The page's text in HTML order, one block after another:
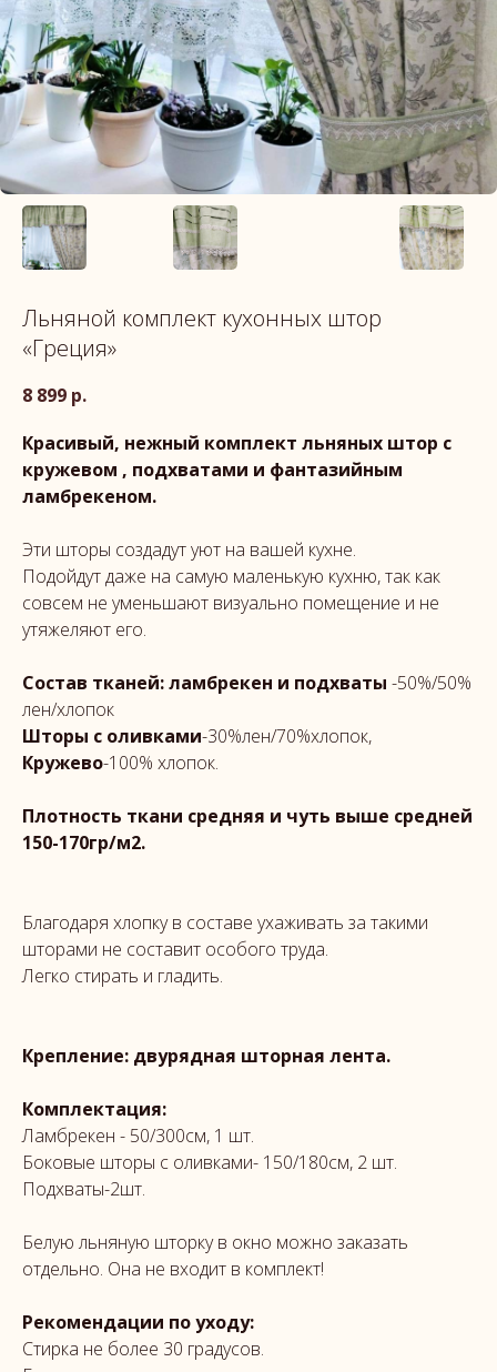
Льняной комплект кухонных штор
«Греция»
8 899 р.
Красивый, нежный комплект льняных штор с
кружевом , подхватами и фантазийным
ламбрекеном.
Эти шторы создадут уют на вашей кухне.
Подойдут даже на самую маленькую кухню, так как
совсем не уменьшают визуально помещение и не
утяжеляют его.
Состав тканей: ламбрекен и подхваты -50%/50%
лен/хлопок
Шторы с оливками-30%лен/70%хлопок,
Кружево-100% хлопок.
Плотность ткани средняя и чуть выше средней
150-170гр/м2.
Благодаря хлопку в составе ухаживать за такими
шторами не составит особого труда.
Легко стирать и гладить.
Крепление: двурядная шторная лента.
Комплектация:
Ламбрекен - 50/300см, 1 шт.
Боковые шторы с оливками- 150/180см, 2 шт.
Подхваты-2шт.
Белую льняную шторку в окно можно заказать
отдельно. Она не входит в комплект!
Рекомендации по уходу:
Стирка не более 30 градусов.